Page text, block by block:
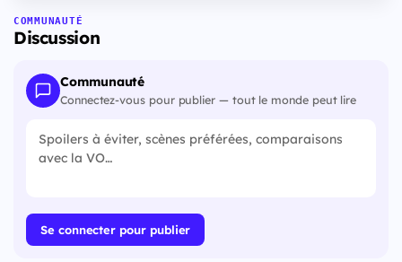
COMMUNAUTÉ
Discussion
Communauté
Connectez-vous pour publier — tout le monde peut lire
Se connecter pour publier